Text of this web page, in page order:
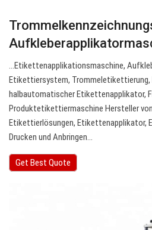
…Etikettenapplikationsmaschine,
Etikettiersystem,
halbautomatischer Etikettenapplikator,
Produktetikettiermaschine Hersteller
Etikettierlösungen, Etikettenapplikator,
Drucken und Anbringen…
Get Best Quote